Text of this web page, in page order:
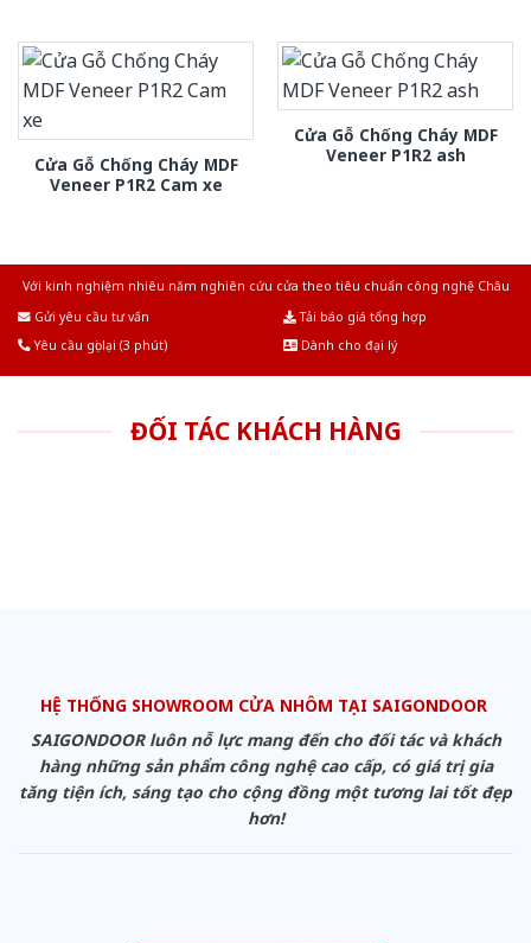
Cửa Gỗ Chống Cháy MDF
Veneer P1R2 Cam xe
Cửa Gỗ Chống Cháy MDF
Veneer P1R2 ash
Với kinh nghiệm nhiêu năm nghiên cứu cửa theo tiêu chuẩn công nghệ Châu
Gửi yêu cầu tư vấn
Tải báo giá tổng hợp
Yêu cầu gọi lại (3 phút)
Dành cho đại lý
ĐỐI TÁC KHÁCH HÀNG
HỆ THỐNG SHOWROOM CỬA NHÔM TẠI SAIGONDOOR
SAIGONDOOR luôn nỗ lực mang đến cho đối tác và khách
hàng những sản phẩm công nghệ cao cấp, có giá trị gia
tăng tiện ích, sáng tạo cho cộng đồng một tương lai tốt đẹp
hơn!